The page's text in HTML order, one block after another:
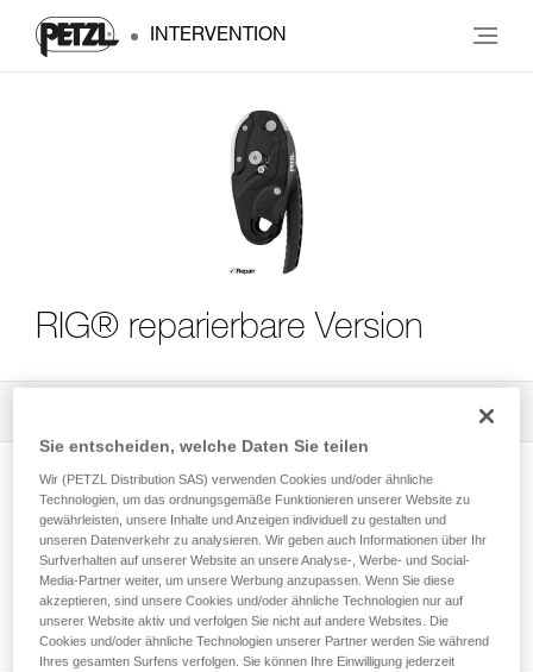
INTERVENTION
RIG® reparierbare Version
Abseilen mit zusätzlicher Bremsreibung
Sie entscheiden, welche Daten Sie teilen
Wir (PETZL Distribution SAS) verwenden Cookies und/oder ähnliche
Technologien, um das ordnungsgemäße Funktionieren unserer Website zu
gewährleisten, unsere Inhalte und Anzeigen individuell zu gestalten und
unseren Datenverkehr zu analysieren. Wir geben auch Informationen über Ihr
Surfverhalten auf unserer Website an unsere Analyse-, Werbe- und Social-
Media-Partner weiter, um unsere Werbung anzupassen. Wenn Sie diese
akzeptieren, sind unsere Cookies und/oder ähnliche Technologien nur auf
unserer Website aktiv und verfolgen Sie nicht auf andere Websites. Die
Cookies und/oder ähnliche Technologien unserer Partner werden Sie während
Ihres gesamten Surfens verfolgen. Sie können Ihre Einwilligung jederzeit